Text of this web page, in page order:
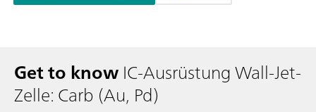
Get to knowIC-Ausrüstung Wall-Jet-
Zelle: Carb (Au, Pd)